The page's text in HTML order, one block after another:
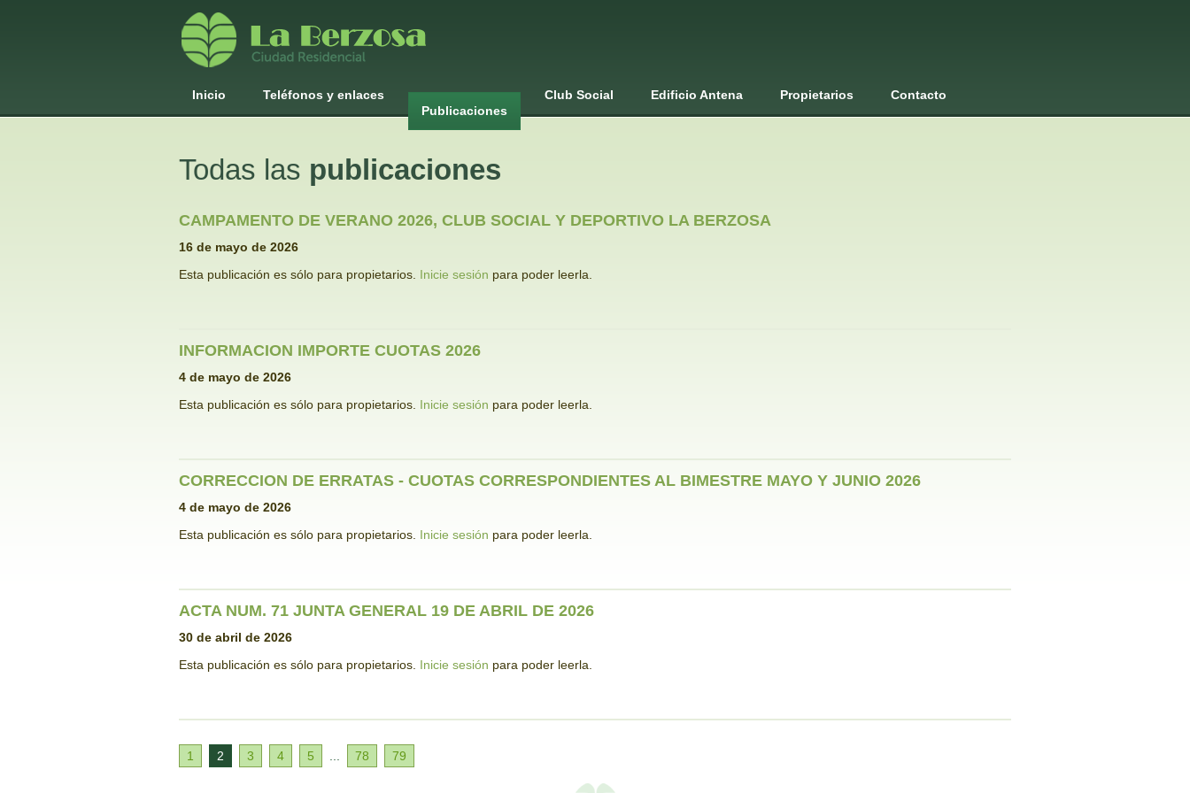
Inicio
Teléfonos y enlaces
Publicaciones
Club Social Edificio Antena Propietarios Contacto
Todas las publicaciones
CAMPAMENTO DE VERANO 2026, CLUB SOCIAL Y DEPORTIVO LA BERZOSA
16 de mayo de 2026
Esta publicación es sólo para propietarios. Inicie sesión para poder leerla.
INFORMACION IMPORTE CUOTAS 2026
4 de mayo de 2026
Esta publicación es sólo para propietarios. Inicie sesión para poder leerla.
CORRECCION DE ERRATAS - CUOTAS CORRESPONDIENTES AL BIMESTRE MAYO Y JUNIO 2026
4 de mayo de 2026
Esta publicación es sólo para propietarios. Inicie sesión para poder leerla.
ACTA NUM. 71 JUNTA GENERAL 19 DE ABRIL DE 2026
30 de abril de 2026
Esta publicación es sólo para propietarios. Inicie sesión para poder leerla.
1 2 3 4 5 78 79